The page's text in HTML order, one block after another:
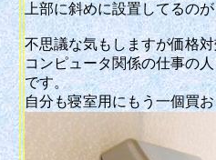
上部に斜めに設置してるの
不思議な気もしますが価格
コンピュータ関係の仕事の
です。
自分も寝室用にもう一個買